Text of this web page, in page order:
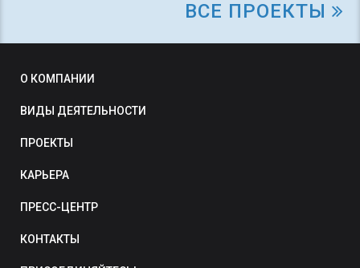
ВСЕ ПРОЕКТЫ
О КОМПАНИИ
ВИДЫ ДЕЯТЕЛЬНОСТИ
ПРОЕКТЫ
КАРЬЕРА
ПРЕСС-ЦЕНТР
КОНТАКТЫ